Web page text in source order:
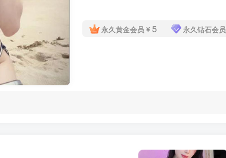
永久黄金会员 ¥5 永久钻石会员